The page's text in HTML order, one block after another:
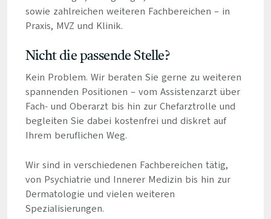
sowie zahlreichen weiteren Fachbereichen – in
Praxis, MVZ und Klinik.
Nicht die passende Stelle?
Kein Problem. Wir beraten Sie gerne zu weiteren
spannenden Positionen – vom Assistenzarzt über
Fach- und Oberarzt bis hin zur Chefarztrolle und
begleiten Sie dabei kostenfrei und diskret auf
Ihrem beruflichen Weg.
Wir sind in verschiedenen Fachbereichen tätig,
von Psychiatrie und Innerer Medizin bis hin zur
Dermatologie und vielen weiteren
Spezialisierungen.